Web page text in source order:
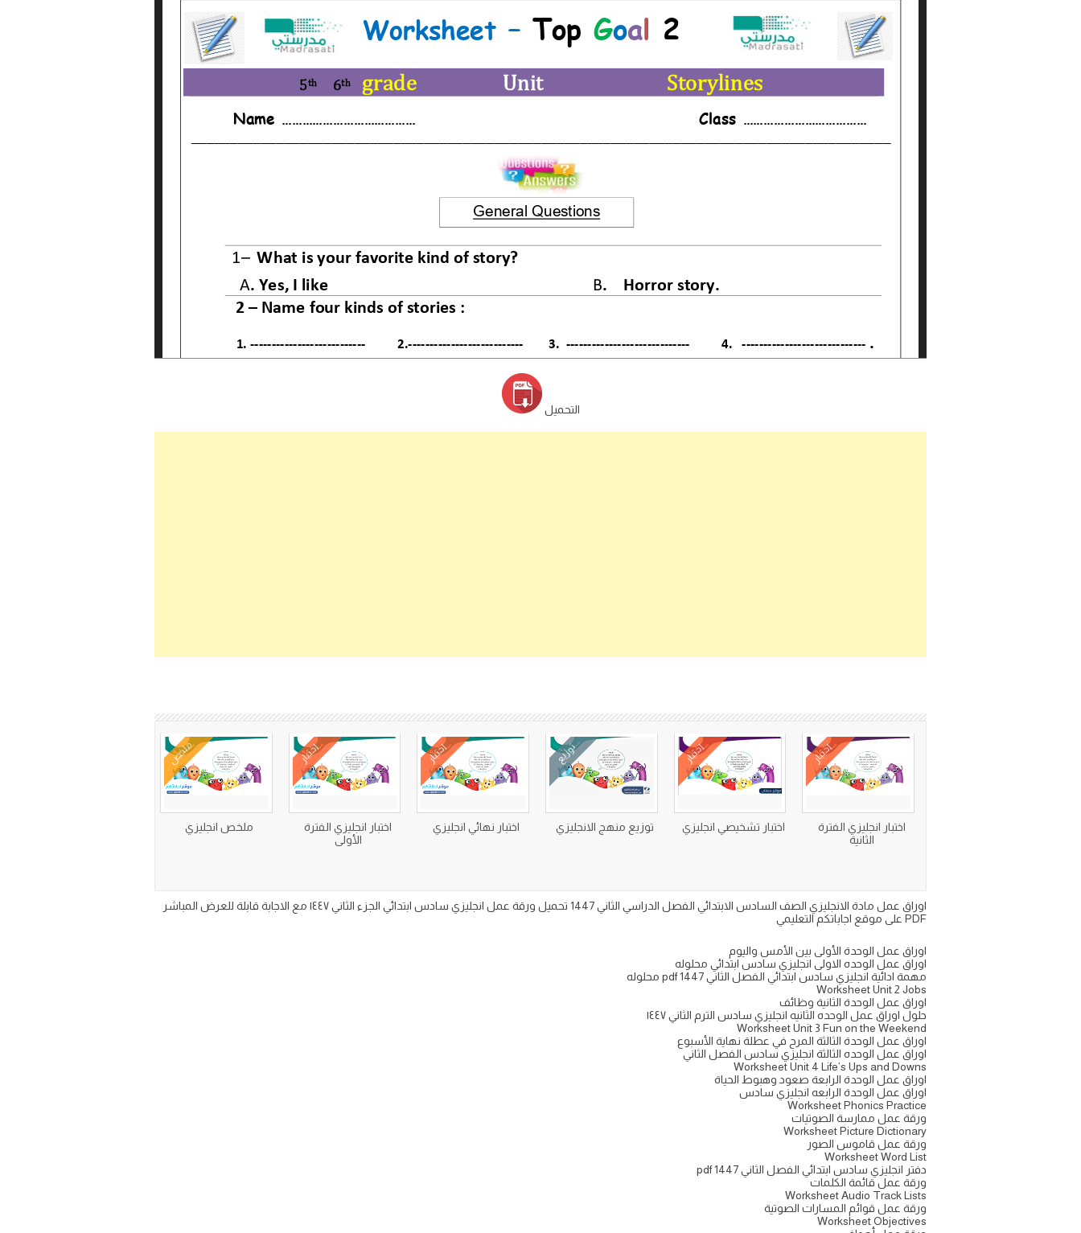
التحميل
اختبار
اختبار انجليزي الفترة
الثانية
اختبار
اختبار تشخيصي انجليزي
توزيع
توزيع منهج الانجليزي
اختبار
اختبار نهائي انجليزي
اختبار
اختبار انجليزي الفترة
الأولى
ملخص
ملخص انجليزي
اوراق عمل مادة الانجليزي الصف السادس الابتدائي الفصل الدراسي الثاني 1447 تحميل ورقة عمل انجليزي سادس ابتدائي الجزء الثاني ١٤٤٧ مع الاجابة قابلة للعرض المباشر
PDF على موقع اجاباتكم التعليمي
اوراق عمل الوحدة الأولى بين الأمس واليوم
اوراق عمل الوحده الاولى انجليزي سادس ابتدائي محلوله
مهمة ادائية انجليزي سادس ابتدائي الفصل الثاني 1447 pdf محلوله
Worksheet Unit 2 Jobs
اوراق عمل الوحدة الثانية وظائف
حلول اوراق عمل الوحده الثانيه انجليزي سادس الترم الثاني ١٤٤٧
Worksheet Unit 3 Fun on the Weekend
اوراق عمل الوحدة الثالثة المرح في عطلة نهاية الأسبوع
اوراق عمل الوحده الثالثة انجليزي سادس الفصل الثاني
Worksheet Unit 4 Life’s Ups and Downs
اوراق عمل الوحدة الرابعة صعود وهبوط الحياة
اوراق عمل الوحدة الرابعه انجليزي سادس
Worksheet Phonics Practice
ورقة عمل ممارسة الصوتيات
Worksheet Picture Dictionary
ورقة عمل قاموس الصور
Worksheet Word List
دفتر انجليزي سادس ابتدائي الفصل الثاني 1447 pdf
ورقة عمل قائمة الكلمات
Worksheet Audio Track Lists
ورقة عمل قوائم المسارات الصوتية
Worksheet Objectives